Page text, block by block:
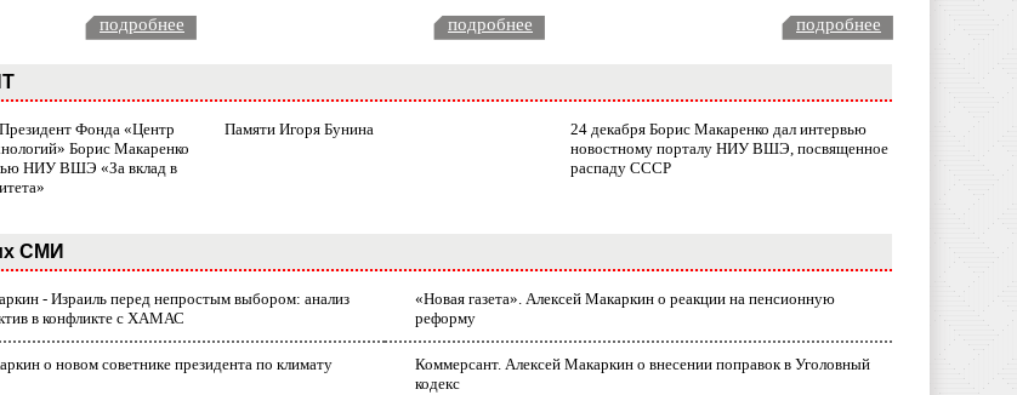
подробнее подробнее подробнее
Фонда «Центр
Борис Макаренко
НИУ ВШЭ «За вклад в
Памяти Игоря Бунина
24 декабря Борис Макаренко дал интервью
новостному порталу НИУ ВШЭ, посвященное
распаду СССР
СМИ
- Израиль перед непростым выбором: анализ
в конфликте с ХАМАС
«Новая газета». Алексей Макаркин о реакции на пенсионную
реформу
о новом советнике президента по климату
Коммерсант. Алексей Макаркин о внесении поправок в Уголовный
кодекс